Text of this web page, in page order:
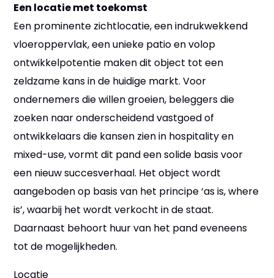
Een locatie met toekomst
Een prominente zichtlocatie, een indrukwekkend
vloeroppervlak, een unieke patio en volop
ontwikkelpotentie maken dit object tot een
zeldzame kans in de huidige markt. Voor
ondernemers die willen groeien, beleggers die
zoeken naar onderscheidend vastgoed of
ontwikkelaars die kansen zien in hospitality en
mixed-use, vormt dit pand een solide basis voor
een nieuw succesverhaal. Het object wordt
aangeboden op basis van het principe ‘as is, where
is’, waarbij het wordt verkocht in de staat.
Daarnaast behoort huur van het pand eveneens
tot de mogelijkheden.
Locatie